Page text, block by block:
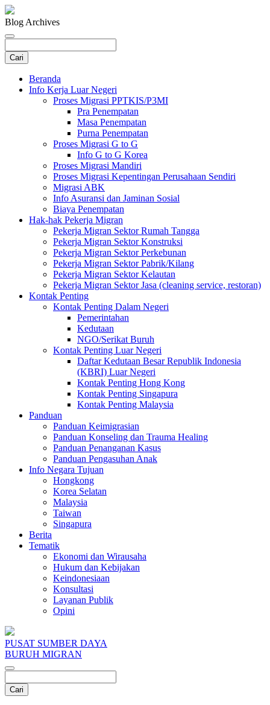
Blog Archives
Beranda
Info Kerja Luar Negeri
Proses Migrasi PPTKIS/P3MI
Pra Penempatan
Masa Penempatan
Purna Penempatan
Proses Migrasi G to G
Info G to G Korea
Proses Migrasi Mandiri
Proses Migrasi Kepentingan Perusahaan Sendiri
Migrasi ABK
Info Asuransi dan Jaminan Sosial
Biaya Penempatan
Hak-hak Pekerja Migran
Pekerja Migran Sektor Rumah Tangga
Pekerja Migran Sektor Konstruksi
Pekerja Migran Sektor Perkebunan
Pekerja Migran Sektor Pabrik/Kilang
Pekerja Migran Sektor Kelautan
Pekerja Migran Sektor Jasa (cleaning service, restoran)
Kontak Penting
Kontak Penting Dalam Negeri
Pemerintahan
Kedutaan
NGO/Serikat Buruh
Kontak Penting Luar Negeri
Daftar Kedutaan Besar Republik Indonesia
(KBRI) Luar Negeri
Kontak Penting Hong Kong
Kontak Penting Singapura
Kontak Penting Malaysia
Panduan
Panduan Keimigrasian
Panduan Konseling dan Trauma Healing
Panduan Penanganan Kasus
Panduan Pengasuhan Anak
Info Negara Tujuan
Hongkong
Korea Selatan
Malaysia
Taiwan
Singapura
Berita
Tematik
Ekonomi dan Wirausaha
Hukum dan Kebijakan
Keindonesiaan
Konsultasi
Layanan Publik
Opini
PUSAT SUMBER DAYA
BURUH MIGRAN